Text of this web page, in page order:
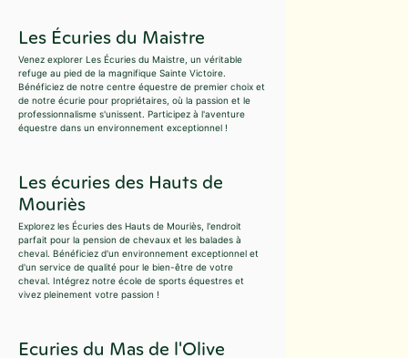
Les Écuries du Maistre
Venez explorer Les Écuries du Maistre, un véritable
refuge au pied de la magnifique Sainte Victoire.
Bénéficiez de notre centre équestre de premier choix et
de notre écurie pour propriétaires, où la passion et le
professionnalisme s'unissent. Participez à l'aventure
équestre dans un environnement exceptionnel !
Les écuries des Hauts de
Mouriès
Explorez les Écuries des Hauts de Mouriès, l'endroit
parfait pour la pension de chevaux et les balades à
cheval. Bénéficiez d'un environnement exceptionnel et
d'un service de qualité pour le bien-être de votre
cheval. Intégrez notre école de sports équestres et
vivez pleinement votre passion !
Ecuries du Mas de l'Olive